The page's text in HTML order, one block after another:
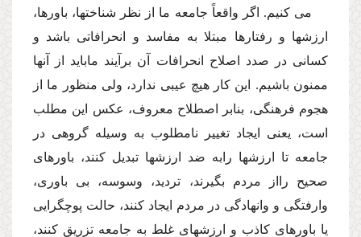
مى كنیم. اگر واقعاً جامعه ما از نظر شناختها، باورها،
ارزشها و رفتارها مبتلا به مفاسد و انحرافاتى باشد و
كسانى در صدد اصلاح انحرافات آن برآیند ماباید از آنها
ممنون باشیم. این كار هیچ عیبى ندارد، ولى منظور ما از
هجوم فرهنگى، بنابر اصطلاح معروف، عكس این مطلب
است، یعنى ایجاد تغییر نامطلوب به وسیله گروهى در
جامعه تا ارزشها رابه ضد ارزشها تبدیل كنند، باورهاى
صحیح رااز مردم بگیرند، تردید، وسوسه، بى باورى،
وارفتگى و وانهادگى در مردم ایجاد كنند، حالت پوچگرایى
یا باورهاى كاذب و ارزشهاى غلط به جامعه تزریق كنند،